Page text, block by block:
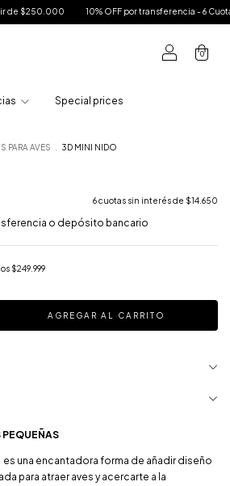
OFF por transferencia - 6 Cuotas sin interes en toda
0
Special prices
PARA AVES 3D MINI NIDO
6cuotas sin interés de $14.650
o depósito bancario
$249.999
PEQUEÑAS
es una encantadora forma de añadir diseño
para atraer aves y acercarte a la